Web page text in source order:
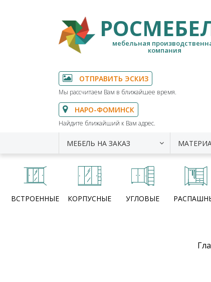
мебельная
компания
ОТПРАВИТЬ ЭСКИЗ
Мы рассчитаем Вам в ближайшее время.
НАРО-ФОМИНСК
Найдите ближайший к Вам адрес.
МЕБЕЛЬ НА ЗАКАЗ
ВСТРОЕННЫЕ КОРПУСНЫЕ УГЛОВЫЕ